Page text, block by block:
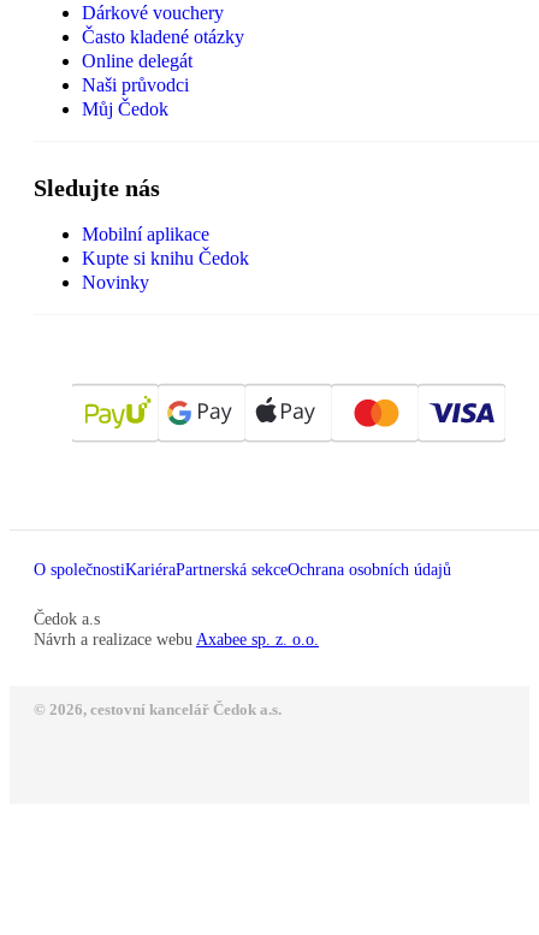
Dárkové vouchery
Často kladené otázky
Online delegát
Naši průvodci
Můj Čedok
Sledujte nás
Mobilní aplikace
Kupte si knihu Čedok
Novinky
O společnostiKariéraPartnerská sekceOchrana osobních údajů
Čedok a.s
Návrh a realizace webu Axabee sp. z. o.o.
© 2026, cestovní kancelář Čedok a.s.